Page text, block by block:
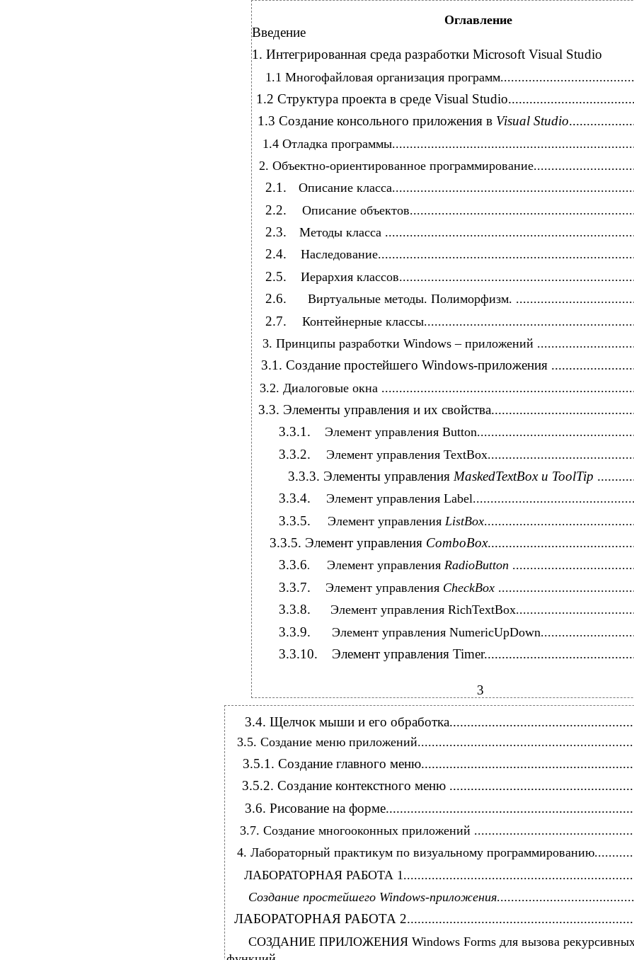
Введение
Оглавление
1. Интегрированная среда разработки Microsoft Visual Studio
1.1 Многофайловая организация
1.2 Структура проекта в среде Visual
1.3 Создание консольного приложения в Visual Studio
1.4 Отладка
2. Объектно-ориентированное
2.1. Описание
2.2. Описание
2.3. Методы класса
2.4.
2.5. Иерархия
2.6. Виртуальные методы. Полиморфизм.
2.7.
Контейнерные
3. Принципы разработки Windows – приложений
3.1. Создание простейшего Windows-приложения
3.2. Диалоговые окна
3.3. Элементы управления и их
3.3.1.
Элемент управления
3.3.2. Элемент управления
3.3.3. Элементы управления MaskedTextBox и ToolTip
3.3.4.
Элемент управления
3.3.5. Элемент управления ListBox
3.3.5. Элемент управления ComboBox
3.3.6. Элемент управления RadioButton
3.3.7. Элемент управления CheckBox
3.3.8. Элемент управления
3.3.9. Элемент управления
3.3.10. Элемент управления
3
3.4. Щелчок мыши и его
3.5. Создание меню
3.5.1. Создание главного
3.5.2. Создание контекстного меню
3.6. Рисование на
3.7. Создание многооконных приложений
4. Лабораторный практикум по визуальному
ЛАБОРАТОРНАЯ РАБОТА
Создание простейшего Windows-приложения
ЛАБОРАТОРНАЯ РАБОТА
СОЗДАНИЕ ПРИЛОЖЕНИЯ Windows Forms для вызова